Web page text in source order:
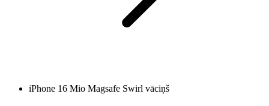
iPhone 16 Mio Magsafe Swirl vāciņš